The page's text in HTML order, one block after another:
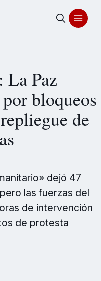
Paz
bloqueos
de
dejó 47
las fuerzas del
de intervención
de protesta